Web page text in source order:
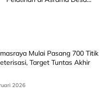
Mulai Pasang 700 Titik
Target Tuntas Akhir
2026